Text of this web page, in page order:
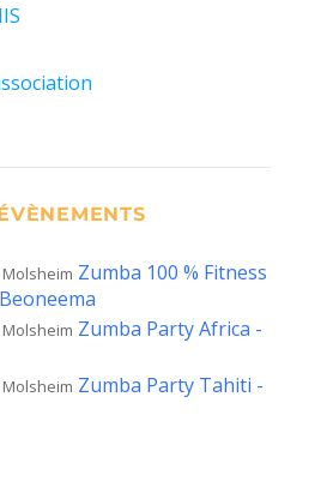
Zumba 100 % Fitness
Zumba Party Africa -
Zumba Party Tahiti -